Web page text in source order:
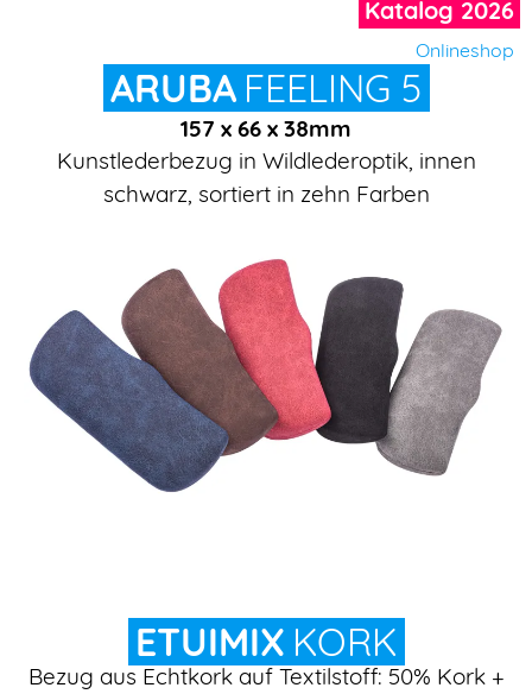
Katalog 2026
Onlineshop
ARUBA FEELING 5
157 x 66 x 38mm
Kunstlederbezug in Wildlederoptik, innen
schwarz, sortiert in zehn Farben
ETUIMIX KORK
Bezug aus Echtkork auf Textilstoff: 50% Kork +